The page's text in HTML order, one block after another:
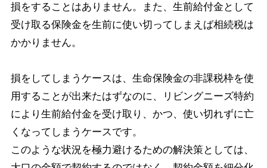
損をすることはありません。また、生前給付金として
受け取る保険金を生前に使い切ってしまえば相続税は
かかりません。
損をしてしまうケースは、生命保険金の非課税枠を使
用することが出来たはずなのに、リビングニーズ特約
により生前給付金を受け取り、かつ、使い切れずに亡
くなってしまうケースです。
このような状況を極力避けるための解決策としては、